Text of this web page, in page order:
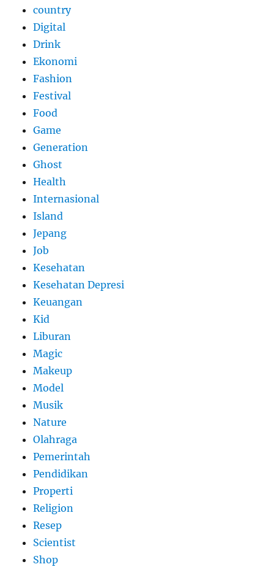
country
Digital
Drink
Ekonomi
Fashion
Festival
Food
Game
Generation
Ghost
Health
Internasional
Island
Jepang
Job
Kesehatan
Kesehatan Depresi
Keuangan
Kid
Liburan
Magic
Makeup
Model
Musik
Nature
Olahraga
Pemerintah
Pendidikan
Properti
Religion
Resep
Scientist
Shop